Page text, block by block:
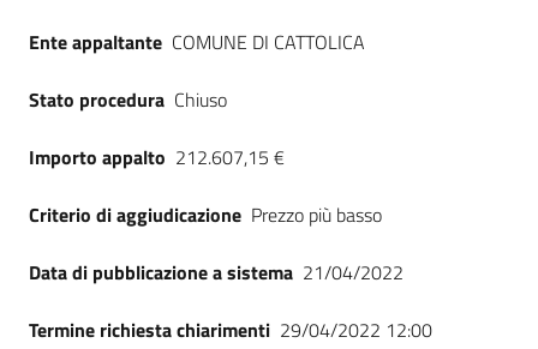
Ente appaltante COMUNE DI CATTOLICA
Stato procedura Chiuso
Importo appalto 212.607,15 €
Criterio di aggiudicazione Prezzo più basso
Data di pubblicazione a sistema 21/04/2022
Termine richiesta chiarimenti 29/04/2022 12:00